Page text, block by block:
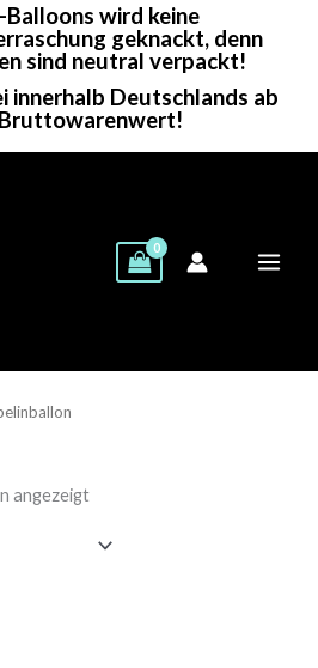
Balloons wird keine
geknackt, denn
sind neutral verpackt!
innerhalb Deutschlands ab
angezeigt